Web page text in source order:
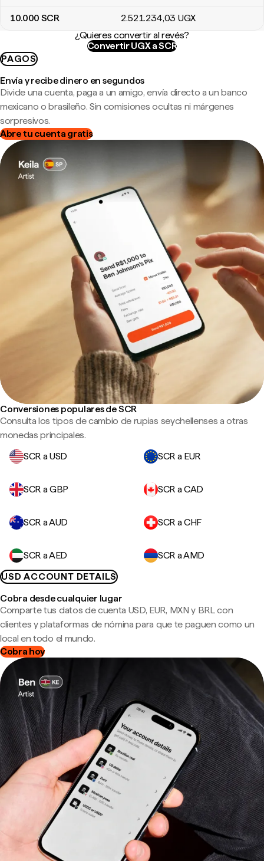
10.000 SCR 2.521.234,03 UGX
¿Quieres convertir al revés?
Convertir UGX a SCR
PAGOS
Envía y recibe dinero en segundos
Divide una cuenta, paga a un amigo, envía directo a un banco
mexicano o brasileño. Sin comisiones ocultas ni márgenes
sorpresivos.
Abre tu cuenta gratis
Conversiones populares de SCR
Consulta los tipos de cambio de rupias seychellenses a otras
monedas principales.
SCR a USD
SCR a EUR
SCR a GBP SCR a CAD
SCR a AUD SCR a CHF
SCR a AED
SCR a AMD
USD ACCOUNT DETAILS
Cobra desde cualquier lugar
Comparte tus datos de cuenta USD, EUR, MXN y BRL con
clientes y plataformas de nómina para que te paguen como un
local en todo el mundo.
Cobra hoy